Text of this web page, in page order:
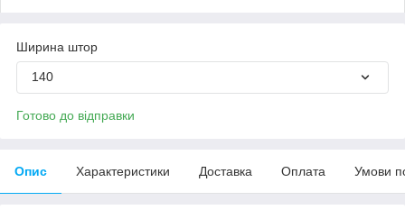
Ширина штор
140
Готово до відправки
Опис Характеристики Доставка Оплата Умови